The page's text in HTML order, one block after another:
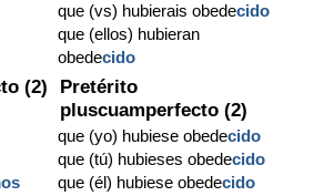
que (vs) hubierais obedecido
que (ellos) hubieran
obedecido
(2)
Pretérito
pluscuamperfecto (2)
que (yo) hubiese obedecido
que (tú) hubieses obedecido
que (él) hubiese obedecido